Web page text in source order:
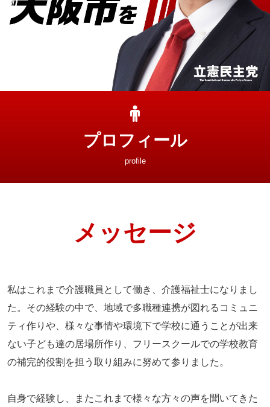
プロフィール
profile
メッセージ
私はこれまで介護職員として働き、介護福祉士になりまし
た。その経験の中で、地域で多職種連携が図れるコミュニ
ティ作りや、様々な事情や環境下で学校に通うことが出来
ない子ども達の居場所作り、フリースクールでの学校教育
の補完的役割を担う取り組みに努めて参りました。
自身で経験し、またこれまで様々な方々の声を聞いてきた